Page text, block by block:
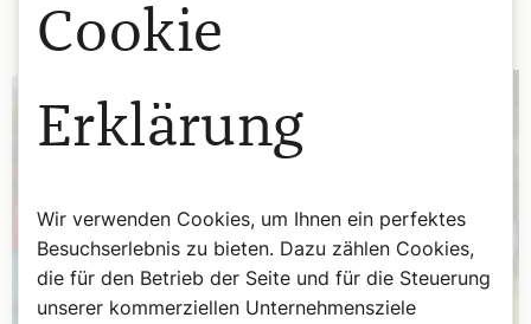
Cookie
Erklärung
Wir verwenden Cookies, um Ihnen ein perfektes
Besuchserlebnis zu bieten. Dazu zählen Cookies,
die für den Betrieb der Seite und für die Steuerung
unserer kommerziellen Unternehmensziele